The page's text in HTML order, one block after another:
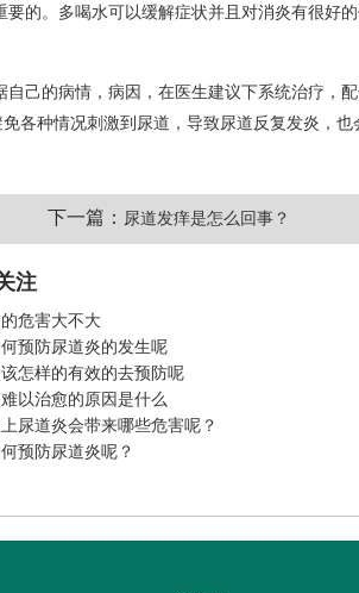
的。多喝水可以缓解症状并且对消炎有很好
己的病情，病因，在医生建议下系统治疗，
各种情况刺激到尿道，导致尿道反复发炎，也
下一篇： 尿道发痒是怎么回事？
注
危害大不大
预防尿道炎的发生呢
怎样的有效的去预防呢
以治愈的原因是什么
尿道炎会带来哪些危害呢？
预防尿道炎呢？